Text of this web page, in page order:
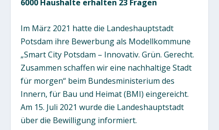
6000 Haushalte erhalten 23 Fragen
Im März 2021 hatte die Landeshauptstadt
Potsdam ihre Bewerbung als Modellkommune
„Smart City Potsdam – Innovativ. Grün. Gerecht.
Zusammen schaffen wir eine nachhaltige Stadt
für morgen“ beim Bundesministerium des
Innern, für Bau und Heimat (BMI) eingereicht.
Am 15. Juli 2021 wurde die Landeshauptstadt
über die Bewilligung informiert.